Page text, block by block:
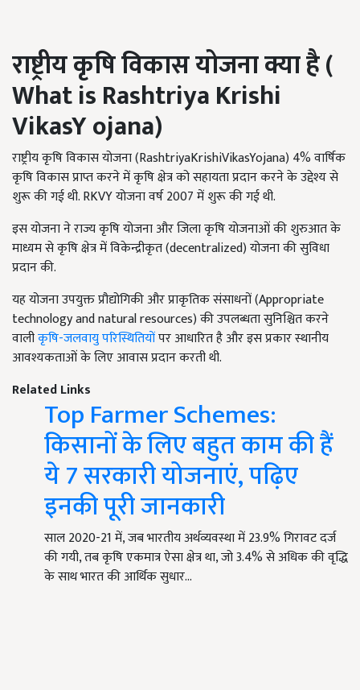
राष्ट्रीय कृषि विकास योजना क्या है (
What is Rashtriya Krishi
VikasY ojana)
राष्ट्रीय कृषि विकास योजना (RashtriyaKrishiVikasYojana) 4% वार्षिक
कृषि विकास प्राप्त करने में कृषि क्षेत्र को सहायता प्रदान करने के उद्देश्य से
शुरू की गई थी. RKVY योजना वर्ष 2007 में शुरू की गई थी.
इस योजना ने राज्य कृषि योजना और जिला कृषि योजनाओं की शुरुआत के
माध्यम से कृषि क्षेत्र में विकेन्द्रीकृत (decentralized) योजना की सुविधा
प्रदान की.
यह योजना उपयुक्त प्रौद्योगिकी और प्राकृतिक संसाधनों (Appropriate
technology and natural resources) की उपलब्धता सुनिश्चित करने
वालीकृषि-जलवायु परिस्थितियोंपर आधारित है और इस प्रकार स्थानीय
आवश्यकताओं के लिए आवास प्रदान करती थी.
Related Links
Top Farmer Schemes:
किसानों के लिए बहुत काम की हैं
ये 7 सरकारी योजनाएं, पढ़िए
इनकी पूरी जानकारी
साल 2020-21 में, जब भारतीय अर्थव्यवस्था में 23.9% गिरावट दर्ज
की गयी, तब कृषि एकमात्र ऐसा क्षेत्र था, जो 3.4% से अधिक की वृद्धि
के साथ भारत की आर्थिक सुधार…